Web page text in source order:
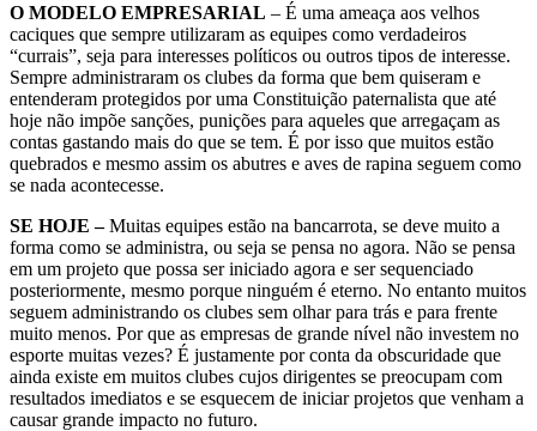
O MODELO EMPRESARIAL – É uma ameaça aos velhos
caciques que sempre utilizaram as equipes como verdadeiros
“currais”, seja para interesses políticos ou outros tipos de interesse.
Sempre administraram os clubes da forma que bem quiseram e
entenderam protegidos por uma Constituição paternalista que até
hoje não impõe sanções, punições para aqueles que arregaçam as
contas gastando mais do que se tem. É por isso que muitos estão
quebrados e mesmo assim os abutres e aves de rapina seguem como
se nada acontecesse.
SE HOJE –Muitas equipes estão na bancarrota, se deve muito a
forma como se administra, ou seja se pensa no agora. Não se pensa
em um projeto que possa ser iniciado agora e ser sequenciado
posteriormente, mesmo porque ninguém é eterno. No entanto muitos
seguem administrando os clubes sem olhar para trás e para frente
muito menos. Por que as empresas de grande nível não investem no
esporte muitas vezes? É justamente por conta da obscuridade que
ainda existe em muitos clubes cujos dirigentes se preocupam com
resultados imediatos e se esquecem de iniciar projetos que venham a
causar grande impacto no futuro.